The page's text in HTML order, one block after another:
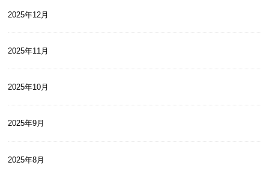
2025年12月
2025年11月
2025年10月
2025年9月
2025年8月